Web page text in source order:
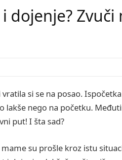
dojenje?
si se na posao.
lakše nego na početku.
put! I šta sad?
su prošle kroz istu